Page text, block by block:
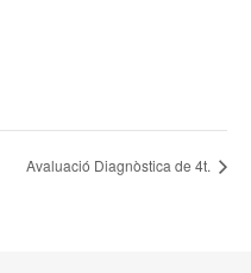
Avaluació Diagnòstica de 4t.